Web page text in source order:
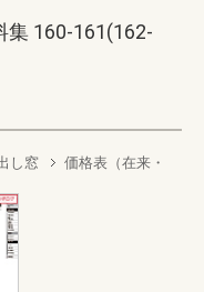
集 160-161(162-
し窓
価格表（在来・